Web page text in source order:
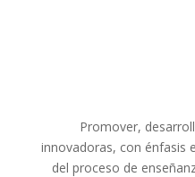
Promover,
innovadoras, con énfasis
del proceso de